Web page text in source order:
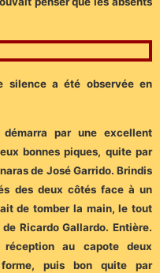
silence a été observée en
par une excellent
bonnes piques, quite par
de José Garrido. Brindis
des deux côtés face à un
de tomber la main, le tout
Ricardo Gallardo. Entière.
au capote deux
puis bon quite par